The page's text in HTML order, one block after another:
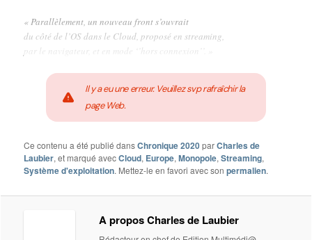
« Parallèlement, un nouveau front s’ouvrait
du côté de l’OS dans le Cloud, proposé en streaming,
par le navigateur, et en mode ‘’hors connexion’’. »
Il y a eu une erreur. Veuillez svp rafraîchir la
page Web.
Ce contenu a été publié dansChronique 2020parCharles de
Laubier, et marqué avecCloud, Europe,Monopole,Streaming,
Système d'exploitation. Mettez-le en favori avec sonpermalien.
A propos Charles de Laubier